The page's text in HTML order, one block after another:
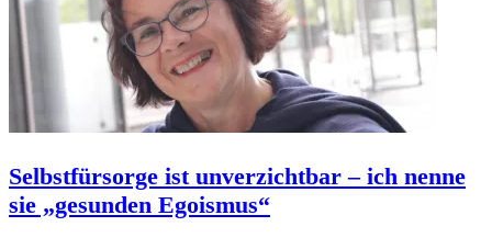
Selbstfürsorge ist unverzichtbar – ich nenne
sie „gesunden Egoismus“